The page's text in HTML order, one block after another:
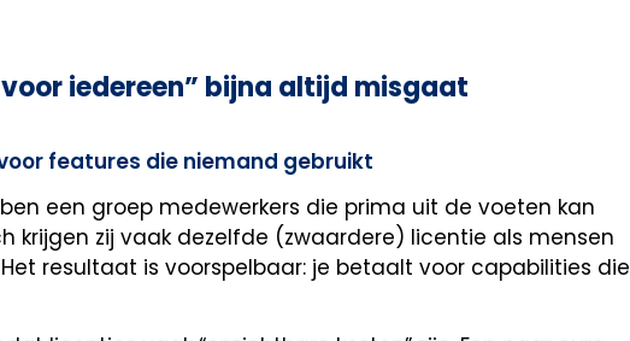
iedereen” bijna altijd misgaat
features die niemand gebruikt
een groep medewerkers die prima uit de voeten kan
krijgen zij vaak dezelfde (zwaardere) licentie als mensen
resultaat is voorspelbaar: je betaalt voor capabilities die